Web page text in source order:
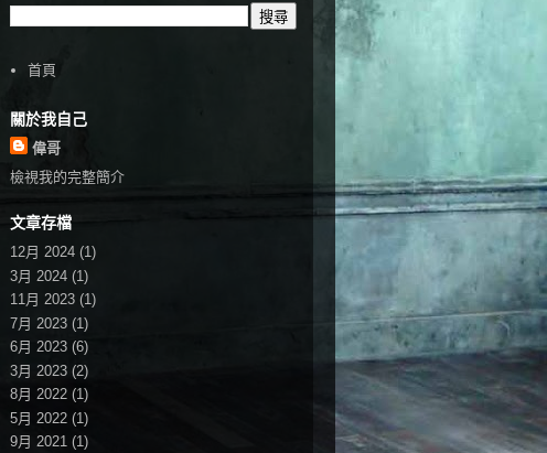
首頁
關於我自己
偉哥
檢視我的完整簡介
文章存檔
12月 2024 (1)
3月 2024 (1)
11月 2023 (1)
7月 2023 (1)
6月 2023 (6)
3月 2023 (2)
8月 2022 (1)
5月 2022 (1)
9月 2021 (1)